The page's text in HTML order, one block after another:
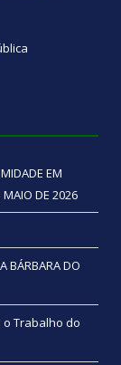
EM
MAIO DE 2026
BÁRBARA DO
Trabalho do